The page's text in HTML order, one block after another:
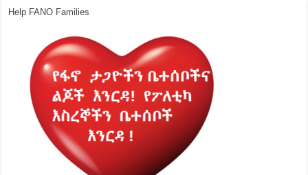
Help FANO Families